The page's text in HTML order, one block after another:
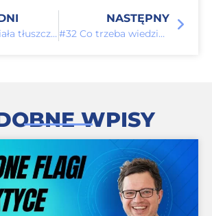
#30 Rola ciała tłuszczowego
NASTĘPNY
#32 Co trzeba wiedzieć o chorobie De Quervain?
WPISY